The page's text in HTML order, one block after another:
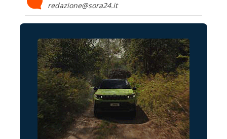
redazione@sora24.it